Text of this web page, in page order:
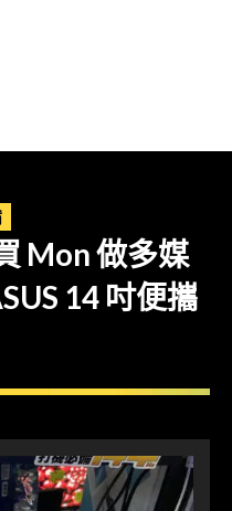
Mon 做多媒
14 吋便攜